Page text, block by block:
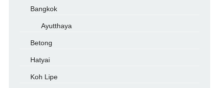
Bangkok
Ayutthaya
Betong
Hatyai
Koh Lipe